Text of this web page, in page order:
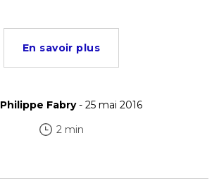
En savoir plus
Philippe Fabry- 25 mai 2016
2 min